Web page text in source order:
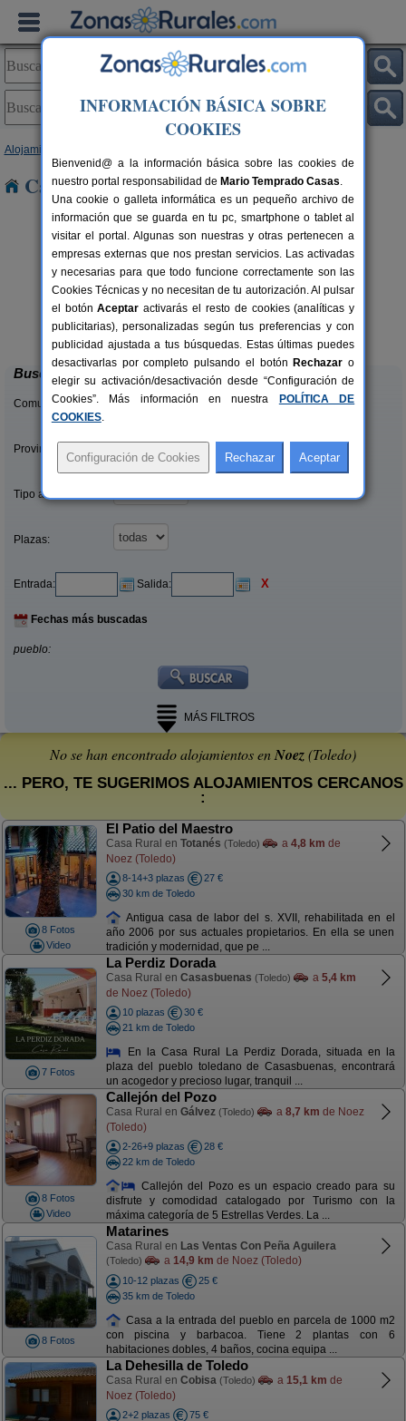
Alojamientos
Casas Rurales cerca de Noez
8-14+4 pers.
desde30 €
Casa Rural Dos Hermanas
Navahermosa (Toledo)
Buscar
Comunidades:
Provincias/Islas:
Tipo alquiler:
Plazas:
Entrada: Salida: X
Fechas más buscadas
pueblo:
MÁS FILTROS
No se han encontrado alojamientos enNoez(Toledo)
... PERO, TE SUGERIMOS ALOJAMIENTOS CERCANOS
:
8 Fotos
Video
El Patio del Maestro
Casa Rural en Totanés (Toledo) a 4,8 km de
Noez (Toledo)
8-14+3 plazas
27 €
30 km de Toledo
Antigua casa de labor del s. XVII, rehabilitada en el
año 2006 por sus actuales propietarios. En ella se unen
tradición y modernidad, que pe ...
7 Fotos
La Perdiz Dorada
Casa Rural en Casasbuenas (Toledo) a 5,4 km
de Noez (Toledo)
10 plazas
30 €
21 km de Toledo
En la Casa Rural La Perdiz Dorada, situada en la
plaza del pueblo toledano de Casasbuenas, encontrará
un acogedor y precioso lugar, tranquil ...
8 Fotos
Video
Callejón del Pozo
Casa Rural en Gálvez (Toledo) a 8,7 km de Noez
(Toledo)
2-26+9 plazas
28 €
22 km de Toledo
Callejón del Pozo es un espacio creado para su
disfrute y comodidad catalogado por Turismo con la
máxima categoría de 5 Estrellas Verdes. La ...
8 Fotos
Matarines
Casa Rural en Las Ventas Con Peña Aguilera
(Toledo) a 14,9 km de Noez (Toledo)
10-12 plazas
25 €
35 km de Toledo
Casa a la entrada del pueblo en parcela de 1000 m2
con piscina y barbacoa. Tiene 2 plantas con 6
habitaciones dobles, 4 baños, cocina equipa ...
La Dehesilla de Toledo
Casa Rural en Cobisa (Toledo) a 15,1 km de
Noez (Toledo)
2+2 plazas
75 €
INFORMACIÓN BÁSICA SOBRE
COOKIES
Bienvenid@ a la información básica sobre las cookies de
nuestro portal responsabilidad de Mario Temprado Casas.
Una cookie o galleta informática es un pequeño archivo de
información que se guarda en tu pc, smartphone o tablet al
visitar el portal. Algunas son nuestras y otras pertenecen a
empresas externas que nos prestan servicios. Las activadas
y necesarias para que todo funcione correctamente son las
Cookies Técnicas y no necesitan de tu autorización. Al pulsar
el botónAceptar activarás el resto de cookies (analíticas y
publicitarias), personalizadas según tus preferencias y con
publicidad ajustada a tus búsquedas. Estas últimas puedes
desactivarlas por completo pulsando el botón Rechazar o
elegir su activación/desactivación desde “Configuración de
Cookies”. Más información en nuestra
POLÍTICA DE
COOKIES.